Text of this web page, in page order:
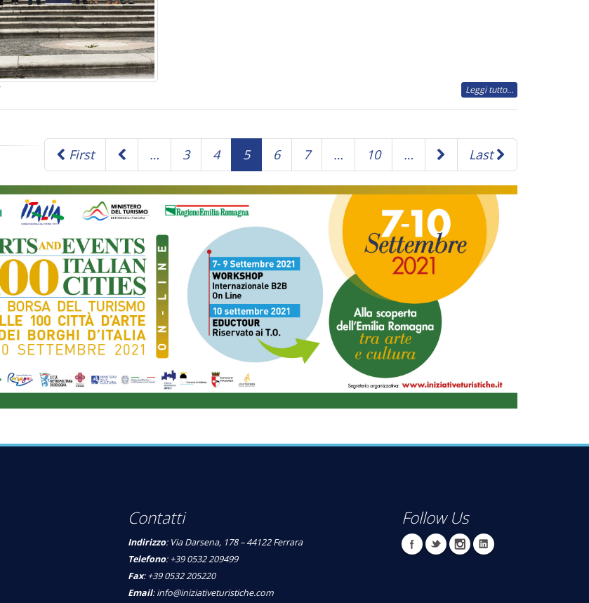
Leggi tutto...
First … 3 4 5 6 7 … 10 … Last
Contatti
Indirizzo: Via Darsena, 178 – 44122 Ferrara
Telefono: +39 0532 209499
Fax: +39 0532 205220
Email:info@iniziativeturistiche.com
Follow Us